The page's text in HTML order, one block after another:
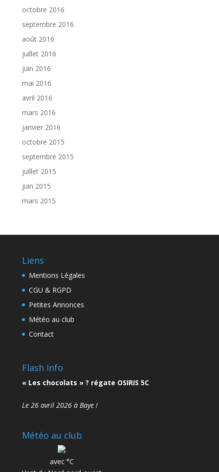
octobre 2016
septembre 2016
août 2016
juillet 2016
juin 2016
mai 2016
avril 2016
mars 2016
janvier 2016
octobre 2015
septembre 2015
juillet 2015
juin 2015
mars 2015
Liens
Mentions Légales
CGU & RGPD
Petites Annonces
Météo au club
Contact
Flash Info
« Les chocolats » ? régate OSIRIS 5C
Le 26 avril 2026 à Baye !
Météo au club
avec °C